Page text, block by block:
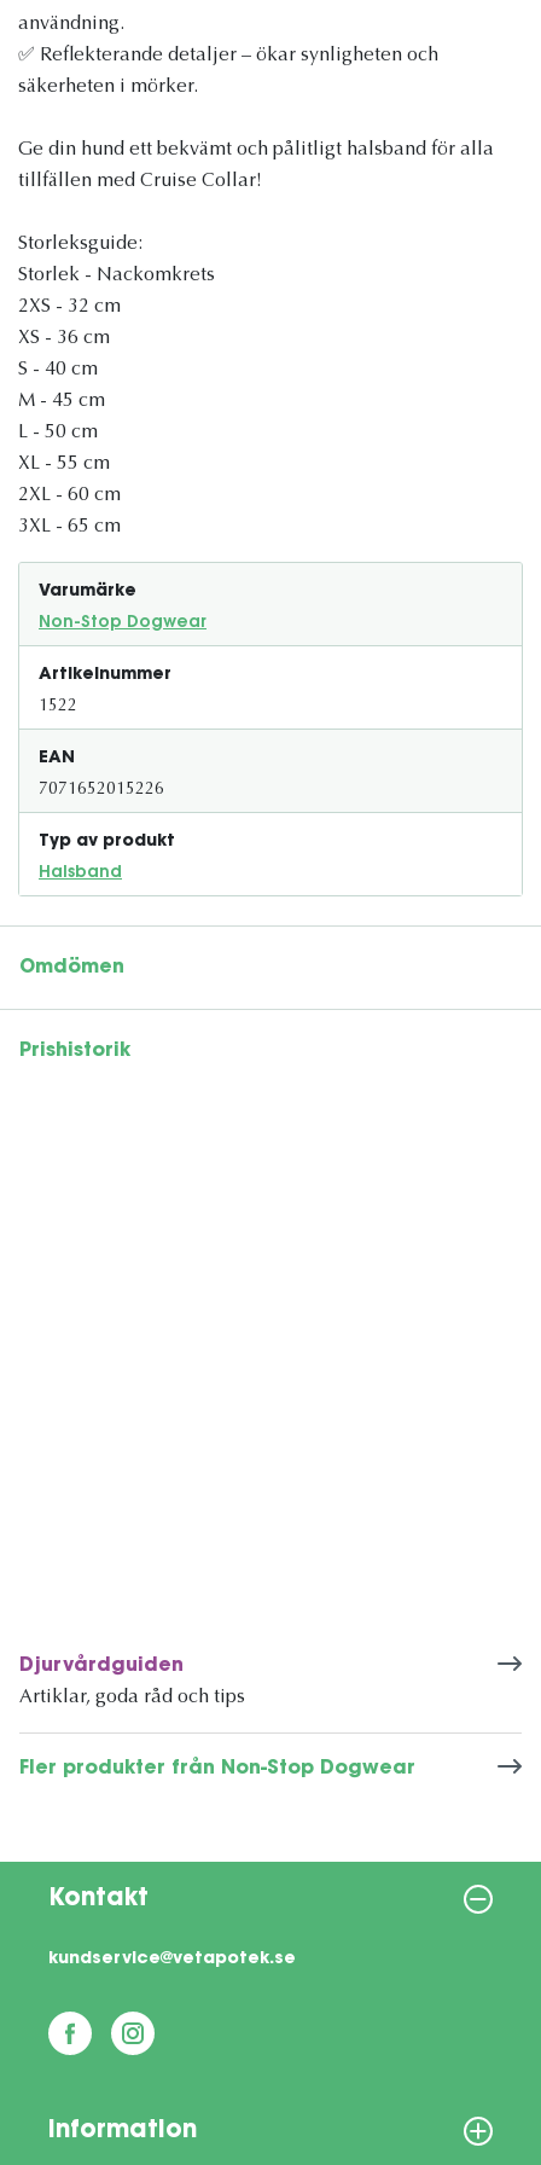
användning.
✅ Reflekterande detaljer – ökar synligheten och
säkerheten i mörker.
Ge din hund ett bekvämt och pålitligt halsband för alla
tillfällen med Cruise Collar!
Storleksguide:
Storlek - Nackomkrets
2XS - 32 cm
XS - 36 cm
S - 40 cm
M - 45 cm
L - 50 cm
XL - 55 cm
2XL - 60 cm
3XL - 65 cm
Varumärke
Non-Stop Dogwear
Artikelnummer
1522
EAN
7071652015226
Typ av produkt
Halsband
Omdömen
Prishistorik
Djurvårdguiden
Artiklar, goda råd och tips
Fler produkter från Non-Stop Dogwear
Kontakt
kundservice@vetapotek.se
Information